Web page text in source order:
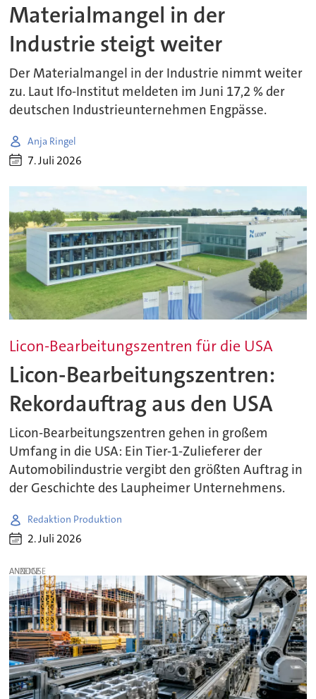
Materialmangel in der
Industrie steigt weiter
Der Materialmangel in der Industrie nimmt weiter
zu. Laut Ifo-Institut meldeten im Juni 17,2 % der
deutschen Industrieunternehmen Engpässe.
Anja Ringel
7. Juli 2026
Licon-Bearbeitungszentren für die USA
Licon-Bearbeitungszentren:
Rekordauftrag aus den USA
Licon-Bearbeitungszentren gehen in großem
Umfang in die USA: Ein Tier-1-Zulieferer der
Automobilindustrie vergibt den größten Auftrag in
der Geschichte des Laupheimer Unternehmens.
Redaktion Produktion
2. Juli 2026
ANZEIGE